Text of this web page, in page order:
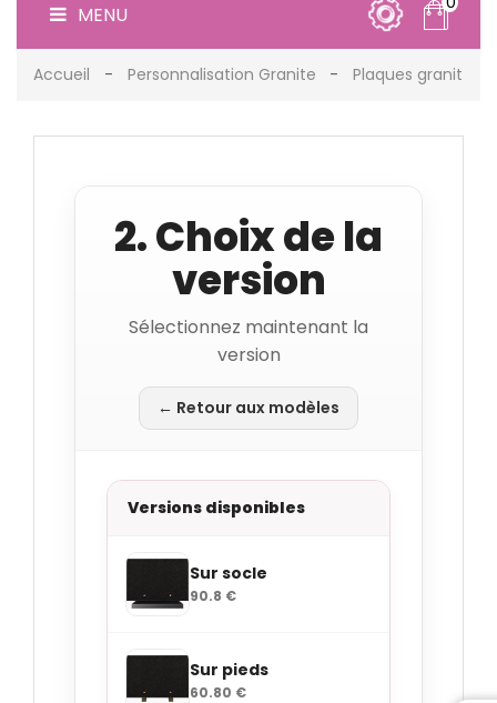
MENU
Accueil Personnalisation Granite Plaques granit
2. Choix de la
version
Sélectionnez maintenant la
version
← Retour aux modèles
Versions disponibles
Sur socle
90.8 €
Sur pieds
60.80 €